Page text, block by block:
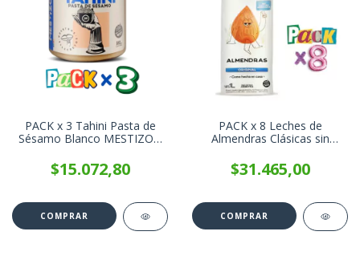
PACK x 3 Tahini Pasta de
Sésamo Blanco MESTIZO x
$15.072,80
PACK x 8 Leches de
Almendras Clásicas sin
$31.465,00